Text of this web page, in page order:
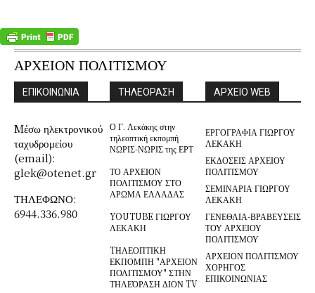
ΑΡΧΕΙΟΝ ΠΟΛΙΤΙΣΜΟΥ
ΕΠΙΚΟΙΝΩΝΙΑ
Mέσω ηλεκτρονικού
ταχυδρομείου
(email):
glek@otenet.gr
ΤΗΛΕΦΩΝΟ:
6944.336.980
ΤΗΛΕΟΡΑΣΗ
Ο Γ. Λεκάκης στην
τηλεοπτική εκπομπή
ΝΩΡΙΣ-ΝΩΡΙΣ της ΕΡΤ
ΤΟ ΑΡΧΕΙΟΝ
ΠΟΛΙΤΙΣΜΟΥ ΣΤΟ
ΑΡΩΜΑ ΕΛΛΑΔΑΣ
YOUTUBE ΓΙΩΡΓΟΥ
ΛΕΚΑΚΗ
TΗΛΕΟΠΤΙΚΗ
ΕΚΠΟΜΠΗ "ΑΡΧΕΙΟΝ
ΠΟΛΙΤΙΣΜΟΥ" ΣΤΗΝ
ΤΗΛΕΌΡΑΣΗ ΔΙΟΝ TV
ΑΡΧΕΙΟ WEB
ΕΡΓΟΓΡΑΦΙΑ ΓΙΩΡΓΟΥ
ΛΕΚΑΚΗ
ΕΚΔΟΣΕΙΣ ΑΡΧΕΙΟΥ
ΠΟΛΙΤΙΣΜΟΥ
ΣΕΜΙΝΑΡΙΑ ΓΙΩΡΓΟΥ
ΛΕΚΑΚΗ
ΓΕΝΕΘΛΙΑ-ΒΡΑΒΕΥΣΕΙΣ
ΤΟΥ ΑΡΧΕΙΟΥ
ΠΟΛΙΤΙΣΜΟΥ
ΑΡΧΕΙΟΝ ΠΟΛΙΤΙΣΜΟΥ
ΧΟΡΗΓΟΣ
ΕΠΙΚΟΙΝΩΝΙΑΣ